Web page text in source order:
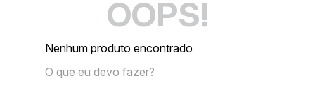
OOPS!
Nenhum produto encontrado
O que eu devo fazer?